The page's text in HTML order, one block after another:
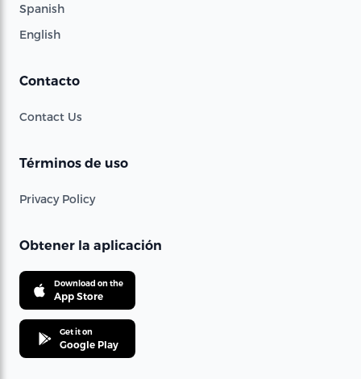
Spanish
English
Contacto
Contact Us
Términos de uso
Privacy Policy
Obtener la aplicación
Download on the
App Store
Get it on
Google Play